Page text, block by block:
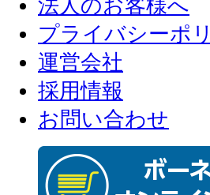
法人のお客様へ
プライバシーポ
運営会社
採用情報
お問い合わせ